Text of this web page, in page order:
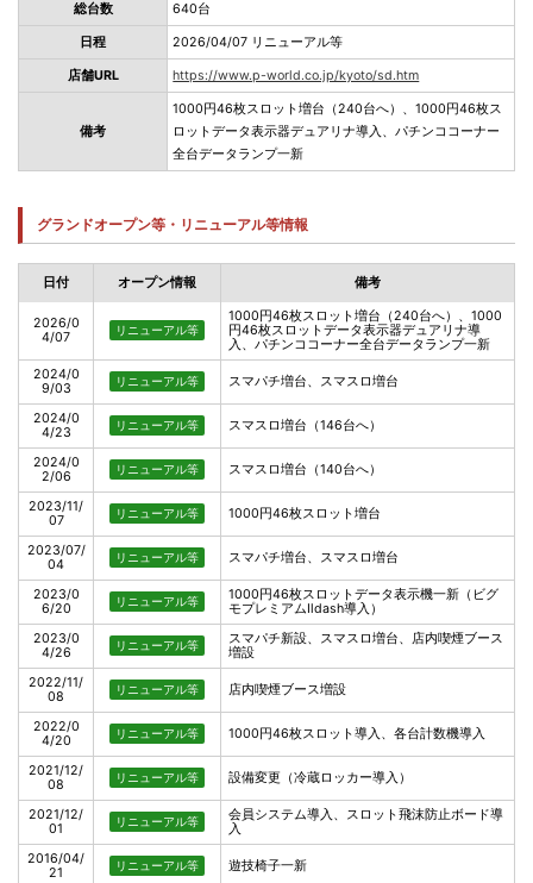
総台数 640台
日程 2026/04/07 リニューアル等
店舗URL https://www.p-world.co.jp/kyoto/sd.htm
備考
1000円46枚スロット増台（240台へ）、1000円46枚ス
ロットデータ表示器デュアリナ導入、パチンココーナー
全台データランプ一新
グランドオープン等・リニューアル等情報
日付 オープン情報 備考
2026/0
4/07
リニューアル等
1000円46枚スロット増台（240台へ）、1000
円46枚スロットデータ表示器デュアリナ導
入、パチンココーナー全台データランプ一新
2024/0
9/03
リニューアル等 スマパチ増台、スマスロ増台
2024/0
4/23
リニューアル等 スマスロ増台（146台へ）
2024/0
2/06
リニューアル等 スマスロ増台（140台へ）
2023/11/
07
リニューアル等 1000円46枚スロット増台
2023/07/
04
リニューアル等 スマパチ増台、スマスロ増台
2023/0
6/20
リニューアル等
1000円46枚スロットデータ表示機一新（ビグ
モプレミアムⅡdash導入）
2023/0
4/26
リニューアル等
スマパチ新設、スマスロ増台、店内喫煙ブース
増設
2022/11/
08
リニューアル等 店内喫煙ブース増設
2022/0
4/20
リニューアル等 1000円46枚スロット導入、各台計数機導入
2021/12/
08
リニューアル等 設備変更（冷蔵ロッカー導入）
2021/12/
01
リニューアル等
会員システム導入、スロット飛沫防止ボード導
入
2016/04/
21
リニューアル等 遊技椅子一新